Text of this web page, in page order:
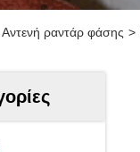
Αντενή ραντάρ φάσης >